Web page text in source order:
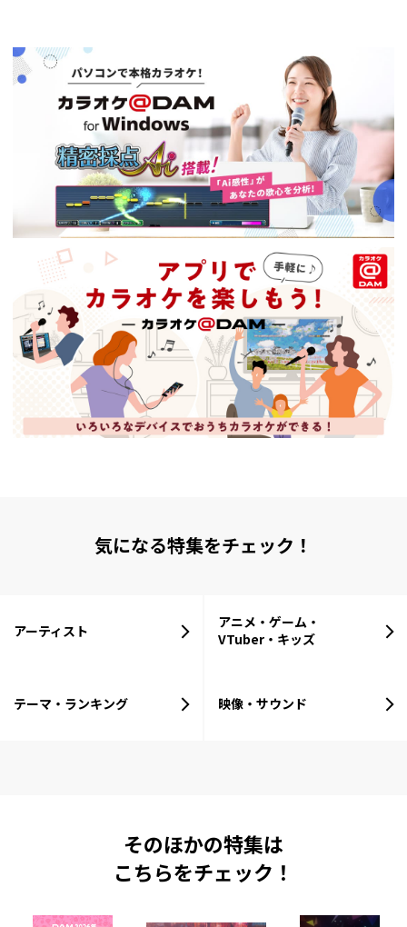
気になる特集をチェック！
アーティスト
アニメ・ゲーム・
VTuber・キッズ
テーマ・ランキング 映像・サウンド
そのほかの特集は
こちらをチェック！